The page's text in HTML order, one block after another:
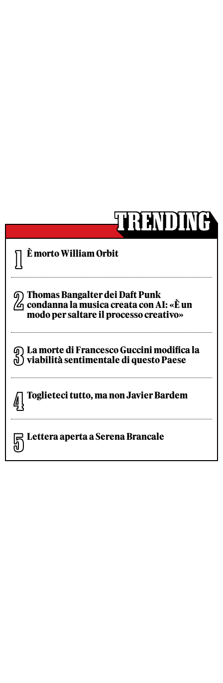
È morto William Orbit
Thomas Bangalter dei Daft Punk
condanna la musica creata con AI: «È un
modo per saltare il processo creativo»
La morte di Francesco Guccini modifica la
viabilità sentimentale di questo Paese
Toglieteci tutto, ma non Javier Bardem
Lettera aperta a Serena Brancale